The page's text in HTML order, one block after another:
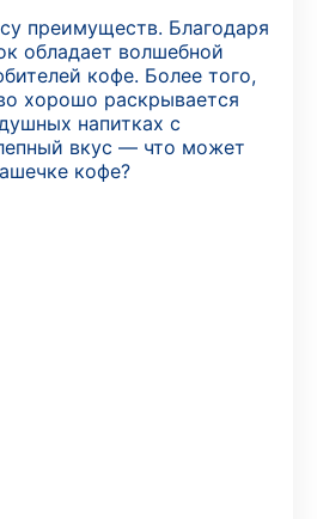
преимуществ. Благодаря
обладает волшебной
кофе. Более того,
хорошо раскрывается
напитках с
вкус — что может
кофе?